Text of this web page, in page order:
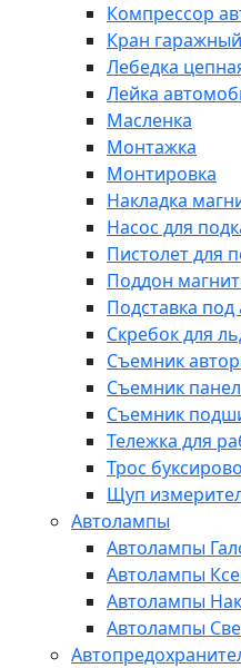
Компрессор
Кран гаражный
Лебедка
Лейка
Масленка
Монтажка
Монтировка
Накладка
Насос для
Пистолет для
Поддон
Подставка
Скребок для
Съемник
Съемник
Съемник
Тележка для
Трос
Щуп
Автолампы
Автолампы
Автолампы
Автолампы
Автолампы